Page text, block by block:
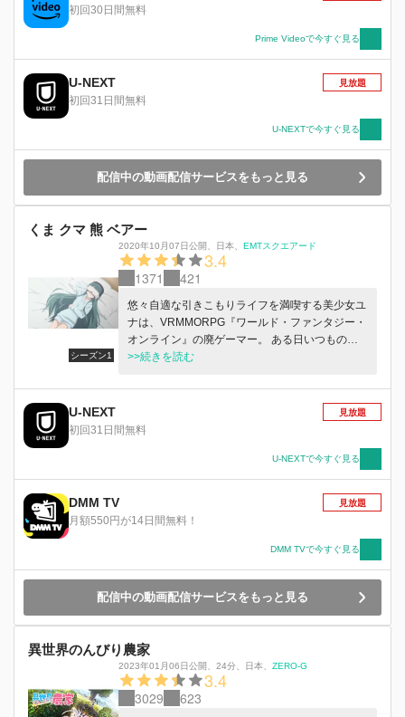
初回30日間無料
Prime Videoで今すぐ見る
U-NEXT
初回31日間無料
見放題
U-NEXTで今すぐ見る
配信中の動画配信サービスをもっと見る
くま クマ 熊 ベアー
シーズン1
2020年10月07日公開 日本 EMTスクエアード
3.4
1371 421
悠々自適な引きこもりライフを満喫する美少女ユ
ナは、VRMMORPG『ワールド・ファンタジー・
オンライン』の廃ゲーマー。 ある日いつものよ
うにログインしてみると、なにか普段と様子が違
中？それとも異世界？ そして、その地に降り立
ったユナの装備は『クマの服』『クマの手袋』
『クマの靴』で固められていて ――んん？く
んじゃこれはーーーーーーっ！？」 クマっ子、
爆誕！ しかもこのクマ、ただのクマじゃない。
世界最強クラスの魔法とスキルを秘めた、とんで
もなくスーパーなクマだったのだ！ そんな、世
界征服だってできちゃいそうな強大な力を手にし
たユナの目的――それは！？ この世界でも、ひ
敵なクマっ子による、クマな冒険とクマな日常の
物語、始まります♪
>>続きを読む
U-NEXT
初回31日間無料
見放題
U-NEXTで今すぐ見る
DMM TV
月額550円が14日間無料！
見放題
DMM TVで今すぐ見る
配信中の動画配信サービスをもっと見る
異世界のんびり農家
2023年01月06日公開 24分 日本 ZERO-G
3.4
3029 623